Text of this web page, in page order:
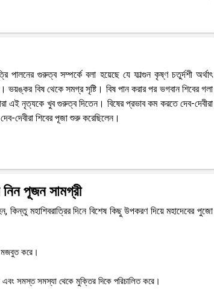
পালনের গুরুত্ব সম্পর্কে বলা হয়েছে যে ফাল্গুন কৃষ্ণ চতুর্দশী অর্থাৎ
ভয়ঙ্কর বিষ থেকে সমগ্র সৃষ্টি। বিষ পান করার পর ভগবান শিবের গলা
এই নৃত্যকে খুব গুরুত্ব দিতেন। বিষের প্রভাব কম করতে দেব-দেবীরা
দেবীরা শিবের পূজা শুরু করেছিলেন।
পূজন সামগ্রী
মহাশিবরাত্রির দিনে বিশেষ কিছু উপকরণ দিয়ে মহাদেবের পুজো
মজবুত করে।
সমস্ত সমস্যা থেকে মুক্তির দিকে পরিচালিত করে।